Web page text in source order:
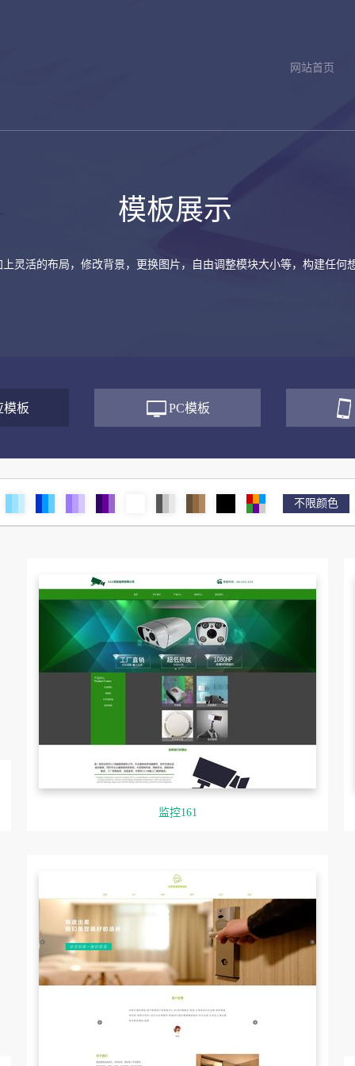
网站首页
模板展示
上灵活的布局，修改背景，更换图片，自由调整模块大小等，构建任何
模板 PC模板
不限颜色
监控161